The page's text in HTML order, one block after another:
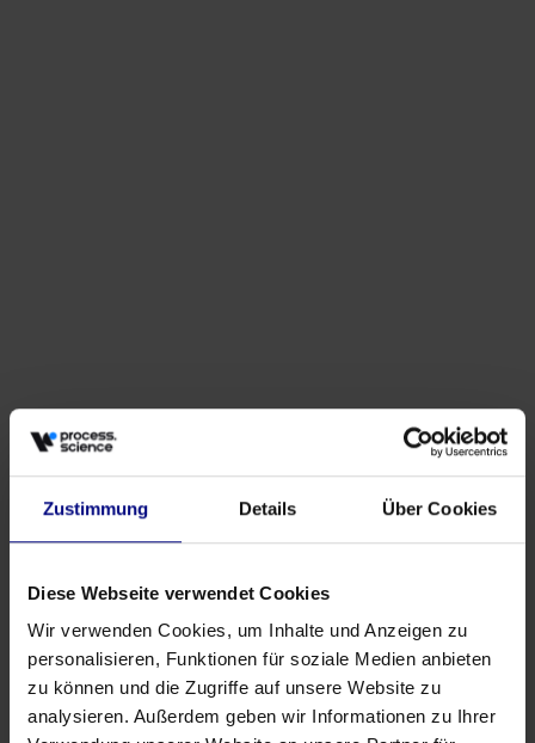
Zustimmung Details Über Cookies
Diese Webseite verwendet Cookies
Wir verwenden Cookies, um Inhalte und Anzeigen zu
personalisieren, Funktionen für soziale Medien anbieten
zu können und die Zugriffe auf unsere Website zu
analysieren. Außerdem geben wir Informationen zu Ihrer
Partner
Strategische Partnerschaft: Process.Science &
Innflow AG
May 21, 2026 Babette Schroth